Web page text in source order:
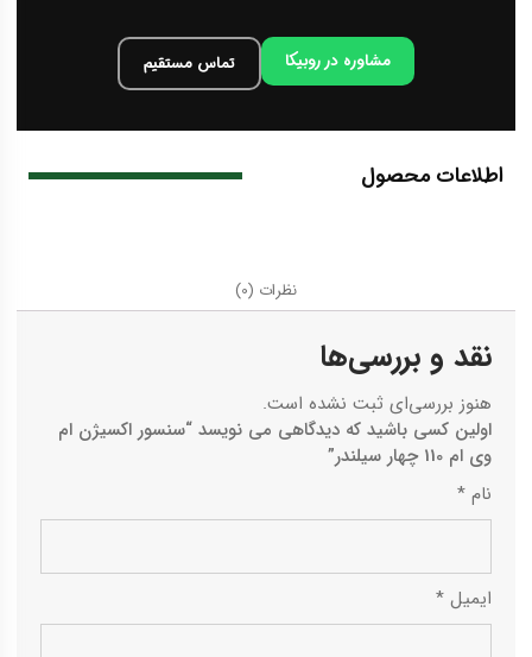
مشاوره در روبیکا تماس مستقیم
اطلاعات محصول
نظرات (0)
نقد و بررسی‌ها
هنوز بررسی‌ای ثبت نشده است.
اولین کسی باشید که دیدگاهی می نویسد “سنسور اکسیژن ام
وی ام 110 چهار سیلندر”
نام *
ایمیل *